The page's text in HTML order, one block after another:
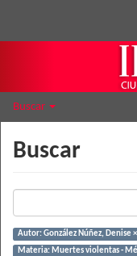
Buscar
Buscar
Autor: González Núñez, Denise ×
Materia: Muertes violentas -